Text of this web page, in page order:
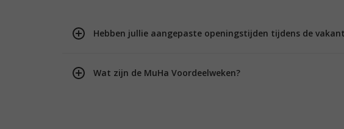
Hebben jullie aangepaste openingstijden tijdens de
Wat zijn de MuHa Voordeelweken?